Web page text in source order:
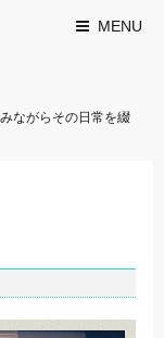
MENU
ながらその日常を綴